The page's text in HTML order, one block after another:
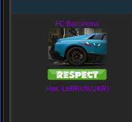
FC Barcelona
Ник: LeBRoN(UKR)